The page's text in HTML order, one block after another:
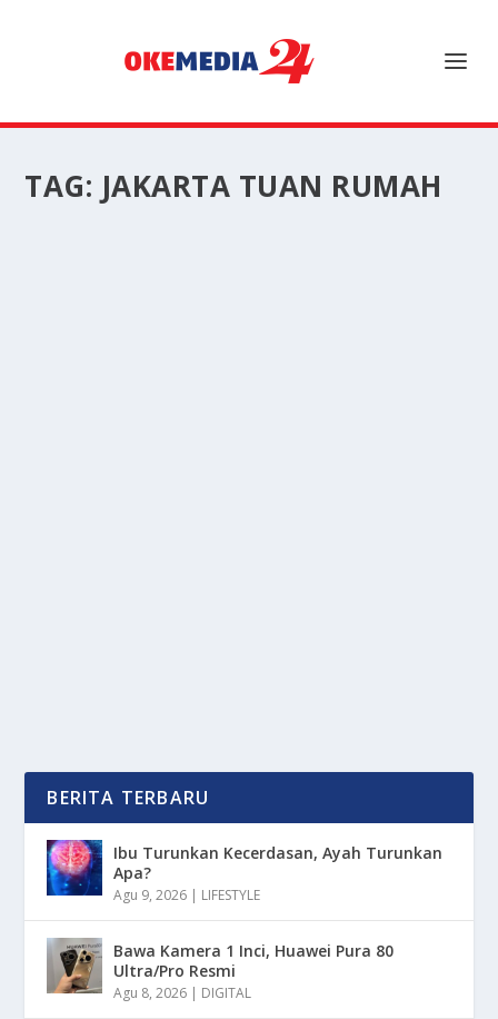
TAG: JAKARTA TUAN RUMAH
BERITA TERBARU
Ibu Turunkan Kecerdasan, Ayah Turunkan
Apa?
Agu 9, 2026 | LIFESTYLE
Bawa Kamera 1 Inci, Huawei Pura 80
Ultra/Pro Resmi
Agu 8, 2026 | DIGITAL